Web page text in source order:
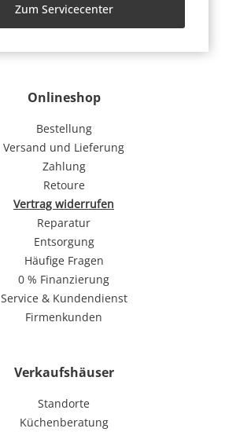
Onlineshop
Bestellung
Versand und Lieferung
Zahlung
Retoure
Vertrag widerrufen
Reparatur
Entsorgung
Häufige Fragen
0 % Finanzierung
Service & Kundendienst
Firmenkunden
Verkaufshäuser
Standorte
Küchenberatung
Zum Servicecenter